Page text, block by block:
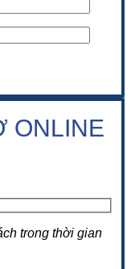
ONLINE
trong thời gian